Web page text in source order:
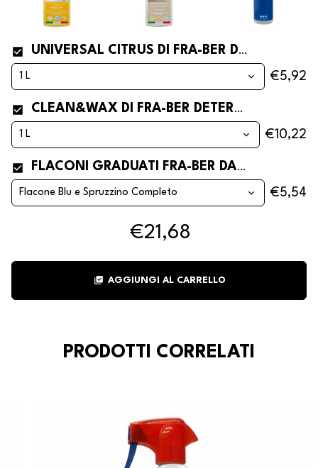
€21,68
library_add_check AGGIUNGI AL CARRELLO
UNIVERSAL CITRUS DI FRA-BER DETERSIVO PER PAVIMENTI PROFUMATISSIMO AGLI AGRUMI
€5,92
CLEAN&WAX DI FRA-BER DETERSIVO PAVIMENTI LUCIDANTE CON CERA
€10,22
FLACONI GRADUATI FRA-BER DA 1 LITRO
€5,54
PRODOTTI CORRELATI